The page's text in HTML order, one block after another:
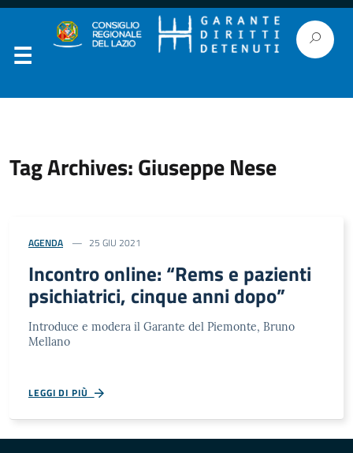
Tag Archives: Giuseppe Nese
AGENDA 25 GIU 2021
Incontro online: “Rems e pazienti
psichiatrici, cinque anni dopo”
Introduce e modera il Garante del Piemonte, Bruno
Mellano
LEGGI DI PIÙ